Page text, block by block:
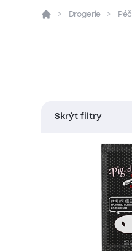
Drogerie
Skrýt filtry